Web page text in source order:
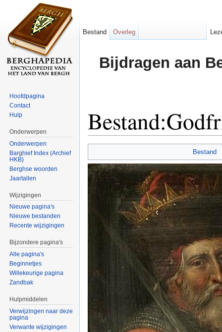
Bijdragen aan
Bestand
Bestand Overleg
Hoofdpagina
Contact
Hulp
Onderwerpen
Onderwerpen
Barghief Index (Archief
HKB)
Berghse woorden
Jaartallen
Wijzigingen
Nieuwe pagina's
Nieuwe bestanden
Recente wijzigingen
Bijzondere pagina's
Alle pagina's
Beginnetjes
Willekeurige pagina
Zandbak
Hulpmiddelen
Verwijzingen naar deze
pagina
Verwante wijzigingen